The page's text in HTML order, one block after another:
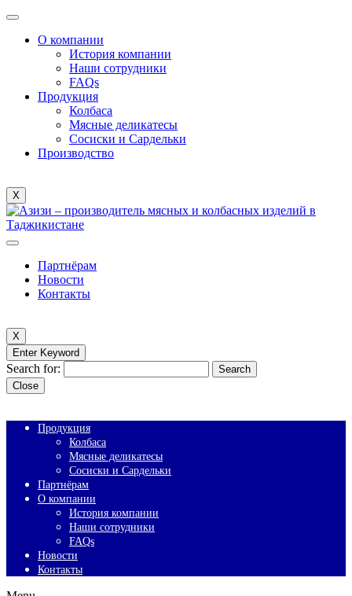
О компании
История компании
Наши сотрудники
FAQs
Продукция
Колбаса
Мясные деликатесы
Сосиски и Сардельки
Производство
X
Партнёрам
Новости
Контакты
X
Enter Keyword
Search for:
Search
Close
Продукция
Колбаса
Мясные деликатесы
Сосиски и Сардельки
Партнёрам
О компании
История компании
Наши сотрудники
FAQs
Новости
Контакты